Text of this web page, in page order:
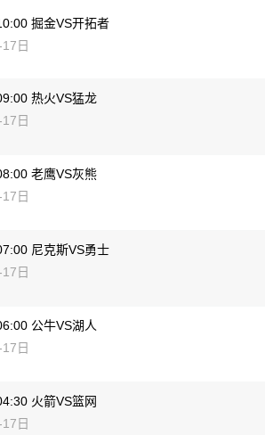
掘金VS开拓者
日
热火VS猛龙
日
老鹰VS灰熊
日
尼克斯VS勇士
日
公牛VS湖人
日
火箭VS篮网
日